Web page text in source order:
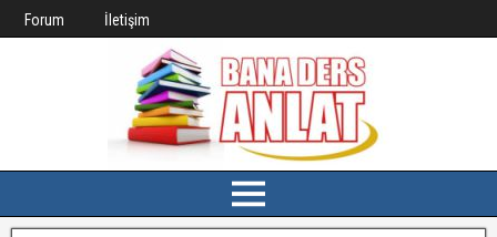
Forum İletişim